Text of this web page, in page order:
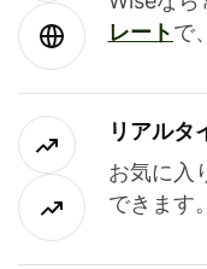
レートで
リアルタ
お気に入
できます。